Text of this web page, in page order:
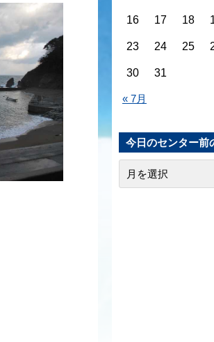
« 7月
16 17 18
23 24 25
30 31
今日のセンター前